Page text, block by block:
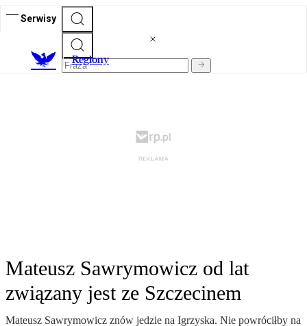
Serwisy
Regiony
Mateusz Sawrymowicz od lat
związany jest ze Szczecinem
Mateusz Sawrymowicz znów jedzie na Igrzyska. Nie powróciłby na